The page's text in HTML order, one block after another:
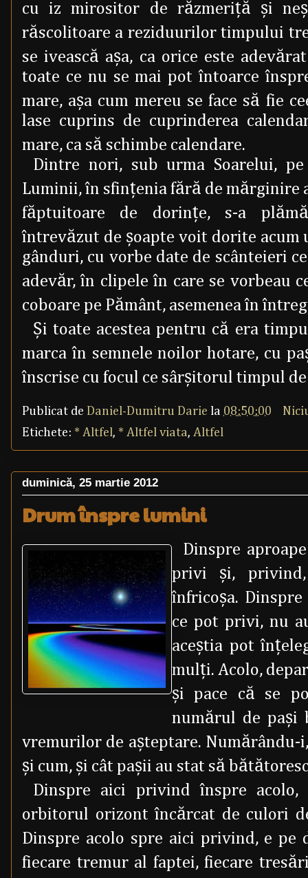
cu iz mirositor de răzmeriţă şi
răscolitoare a reziduurilor timpului
se ivească aşa, ca orice este
toate ce nu se mai pot întoarce
mare, aşa cum mereu se face să fie
lase cuprins de cuprinderea
mare, ca să schimbe calendare.
Dintre nori, sub urma Soarelui,
Luminii, în sfinţenia fără de mărginire
făptuitoare de dorinţe, s-a
întrevăzut de şoapte voit dorite acum
gânduri, cu vorbe date de scânteieri
adevăr, în clipele în care se vorbeau
coboare pe Pământ, asemenea în
Şi toate acestea pentru că era
marca în semnele noilor hotare, cu
înscrise cu focul ce sârşitorul timpul
Publicat de Daniel-Dumitru Darie la 08:50:00
Etichete: * Altfel, * Altfel viata, Altfel
duminică, 25 martie 2012
Drum înspre lumini
Dinspre
privi şi,
înfricoşa.
ce pot privi, nu
aceştia pot
mulţi. Acolo,
şi pace că se
numărul de paşi
vremurilor de aşteptare. Numărându-
şi cum, şi cât paşii au stat să
Dinspre aici privind înspre
orbitorul orizont încărcat de culori
Dinspre acolo spre aici privind, e pe
fiecare tremur al faptei, fiecare